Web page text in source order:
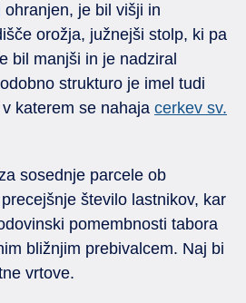
je bil višji in
orožja, južnejši stolp, ki pa
bil manjši in je nadziral
strukturo je imel tudi
katerem se nahaja cerkev sv.
sosednje parcele ob
število lastnikov, kar
pomembnosti tabora
bližnjim prebivalcem. Naj bi
vrtove.